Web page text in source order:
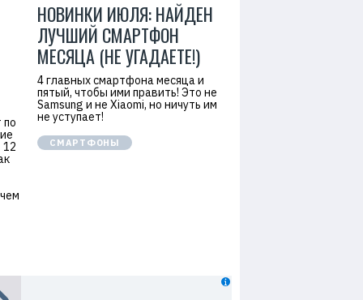
по
12
НОВИНКИ ИЮЛЯ: НАЙДЕН
ЛУЧШИЙ СМАРТФОН
МЕСЯЦА (НЕ УГАДАЕТЕ!)
4 главных смартфона месяца и
пятый, чтобы ими править! Это не
Samsung и не Xiaomi, но ничуть им
не уступает!
СМАРТФОНЫ